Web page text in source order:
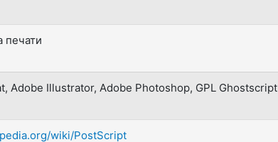
печати
Adobe Illustrator, Adobe Photoshop, GPL Ghostscript
wiki/PostScript